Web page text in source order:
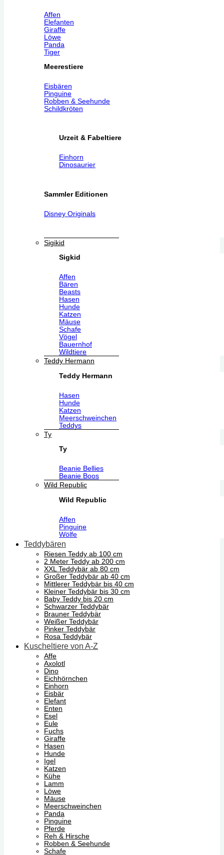
Affen
Elefanten
Giraffe
Löwe
Panda
Tiger
Meerestiere
Eisbären
Pinguine
Robben & Seehunde
Schildkröten
Urzeit & Fabeltiere
Einhorn
Dinosaurier
Sammler Editionen
Disney Originals
Sigikid
Sigkid
Affen
Bären
Beasts
Hasen
Hunde
Katzen
Mäuse
Schafe
Vögel
Bauernhof
Wildtiere
Teddy Hermann
Teddy Hermann
Hasen
Hunde
Katzen
Meerschweinchen
Teddys
Ty
Ty
Beanie Bellies
Beanie Boos
Wild Republic
Wild Republic
Affen
Pinguine
Wölfe
Teddybären
Riesen Teddy ab 100 cm
2 Meter Teddy ab 200 cm
XXL Teddybär ab 80 cm
Großer Teddybär ab 40 cm
Mittlerer Teddybär bis 40 cm
Kleiner Teddybär bis 30 cm
Baby Teddy bis 20 cm
Schwarzer Teddybär
Brauner Teddybär
Weißer Teddybär
Pinker Teddybär
Rosa Teddybär
Kuscheltiere von A-Z
Affe
Axolotl
Dino
Eichhörnchen
Einhorn
Eisbär
Elefant
Enten
Esel
Eule
Fuchs
Giraffe
Hasen
Hunde
Igel
Katzen
Kühe
Lamm
Löwe
Mäuse
Meerschweinchen
Panda
Pinguine
Pferde
Reh & Hirsche
Robben & Seehunde
Schafe